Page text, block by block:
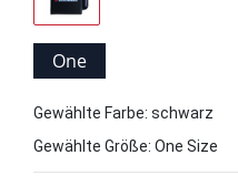
One
Gewählte Farbe: schwarz
Gewählte Größe: One Size